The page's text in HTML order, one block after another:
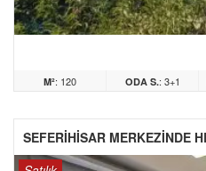
M²: 120 ODA S.: 3+1